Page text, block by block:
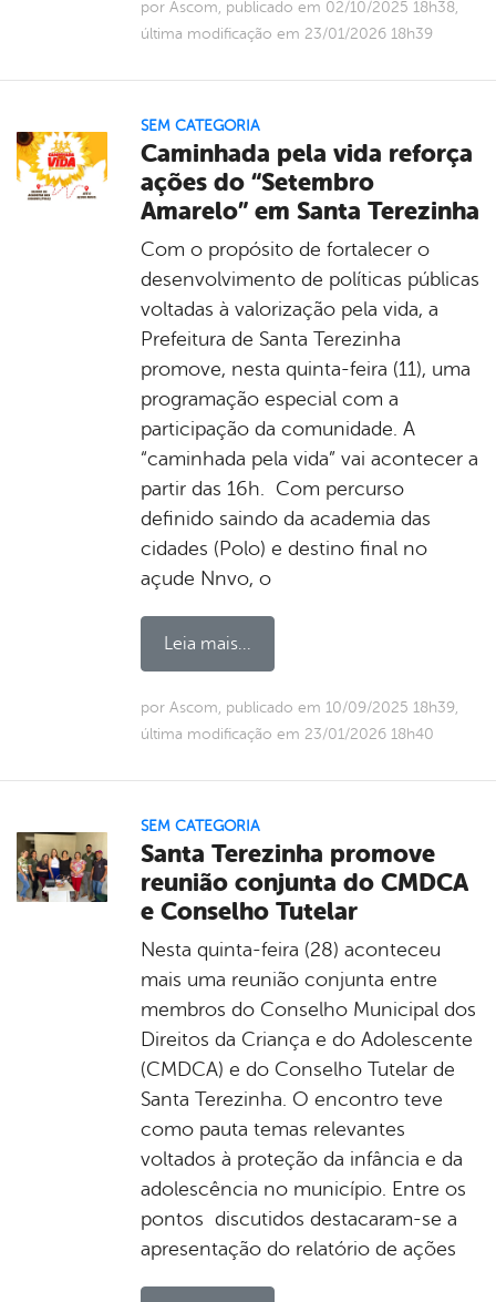
por Ascom, publicado em 02/10/2025 18h38,
última modificação em 23/01/2026 18h39
SEM CATEGORIA
Caminhada pela vida reforça
ações do “Setembro
Amarelo” em Santa Terezinha
Com o propósito de fortalecer o
desenvolvimento de políticas públicas
voltadas à valorização pela vida, a
Prefeitura de Santa Terezinha
promove, nesta quinta-feira (11), uma
programação especial com a
participação da comunidade. A
“caminhada pela vida” vai acontecer a
partir das 16h. Com percurso
definido saindo da academia das
cidades (Polo) e destino final no
açude Nnvo, o
Leia mais...
por Ascom, publicado em 10/09/2025 18h39,
última modificação em 23/01/2026 18h40
SEM CATEGORIA
Santa Terezinha promove
reunião conjunta do CMDCA
e Conselho Tutelar
Nesta quinta-feira (28) aconteceu
mais uma reunião conjunta entre
membros do Conselho Municipal dos
Direitos da Criança e do Adolescente
(CMDCA) e do Conselho Tutelar de
Santa Terezinha. O encontro teve
como pauta temas relevantes
voltados à proteção da infância e da
adolescência no município. Entre os
pontos discutidos destacaram-se a
apresentação do relatório de ações